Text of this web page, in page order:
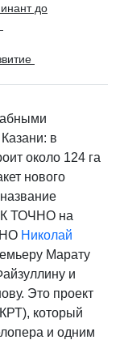
до
в
около 124 га
нового
ТОЧНО на
Николай
Марату
и
Это проект
который
и одним